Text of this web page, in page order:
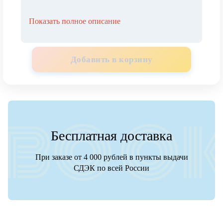
Показать полное описание
Добавить в корзину
Бесплатная доставка
При заказе от 4 000 рублей в пункты выдачи
СДЭК по всей России